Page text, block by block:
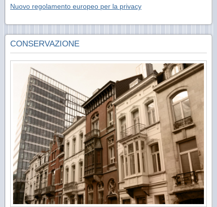
Nuovo regolamento europeo per la privacy
CONSERVAZIONE